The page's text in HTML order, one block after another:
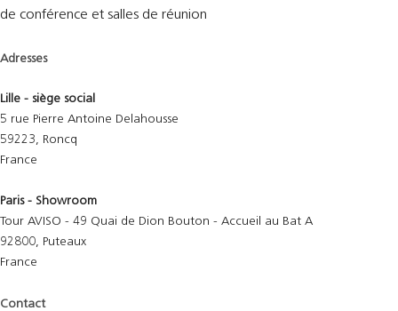
de conférence et salles de réunion
Adresses
Lille - siège social
5 rue Pierre Antoine Delahousse
59223, Roncq
France
Paris - Showroom
Tour AVISO - 49 Quai de Dion Bouton - Accueil au Bat A
92800, Puteaux
France
Contact